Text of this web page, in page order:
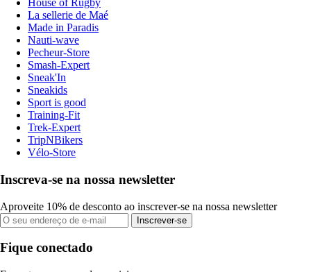
House of Rugby
La sellerie de Maé
Made in Paradis
Nauti-wave
Pecheur-Store
Smash-Expert
Sneak'In
Sneakids
Sport is good
Training-Fit
Trek-Expert
TripNBikers
Vélo-Store
Inscreva-se na nossa newsletter
Aproveite 10% de desconto ao inscrever-se na nossa newsletter
Inscrever-se
Fique conectado